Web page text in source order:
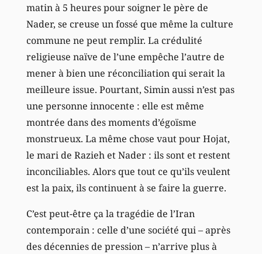
matin à 5 heures pour soigner le père de
Nader, se creuse un fossé que même la culture
commune ne peut remplir. La crédulité
religieuse naïve de l’une empêche l’autre de
mener à bien une réconciliation qui serait la
meilleure issue. Pourtant, Simin aussi n’est pas
une personne innocente : elle est même
montrée dans des moments d’égoïsme
monstrueux. La même chose vaut pour Hojat,
le mari de Razieh et Nader : ils sont et restent
inconciliables. Alors que tout ce qu’ils veulent
est la paix, ils continuent à se faire la guerre.
C’est peut-être ça la tragédie de l’Iran
contemporain : celle d’une société qui – après
des décennies de pression – n’arrive plus à